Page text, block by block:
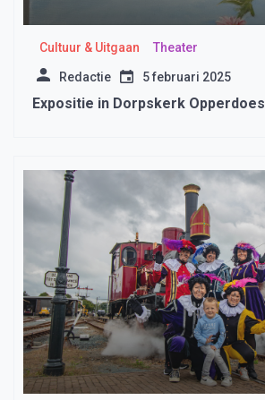
Cultuur & Uitgaan Theater
Redactie 5 februari 2025
Expositie in Dorpskerk Opperdoes